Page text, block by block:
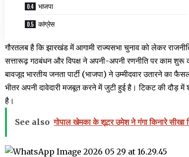
भाजपा
कांग्रेस
गौरतलब है कि झारखंड में आगामी राज्यसभा चुनाव को लेकर
सत्तारूढ़ गठबंधन और विपक्ष ने अपनी-अपनी रणनीति पर काम
बावजूद भारतीय जनता पार्टी (भाजपा) ने उम्मीदवार उतारने का
भीतर अपनी दावेदारी मजबूत करने में जुटी हुई है। टिकट की दौड़ में
है।
See also गोपाल खेमका के शूटर उमेश ने गंगा किनारे सीखा